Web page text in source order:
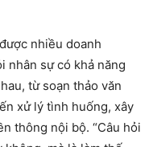
nhiều doanh
nhân sự có khả năng
từ soạn thảo văn
xử lý tình huống, xây
thông nội bộ. “Câu hỏi